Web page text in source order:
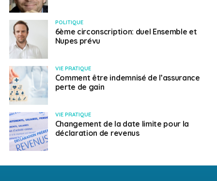
POLITIQUE
6ème circonscription: duel Ensemble et
Nupes prévu
VIE PRATIQUE
Comment être indemnisé de l’assurance
perte de gain
VIE PRATIQUE
Changement de la date limite pour la
déclaration de revenus